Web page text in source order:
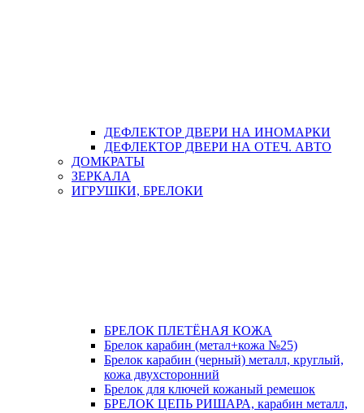
ДЕФЛЕКТОР ДВЕРИ НА ИНОМАРКИ
ДЕФЛЕКТОР ДВЕРИ НА ОТЕЧ. АВТО
ДОМКРАТЫ
ЗЕРКАЛА
ИГРУШКИ, БРЕЛОКИ
БРЕЛОК ПЛЕТЁНАЯ КОЖА
Брелок карабин (метал+кожа №25)
Брелок карабин (черный) металл, круглый,
кожа двухсторонний
Брелок для ключей кожаный ремешок
БРЕЛОК ЦЕПЬ РИШАРА, карабин металл,